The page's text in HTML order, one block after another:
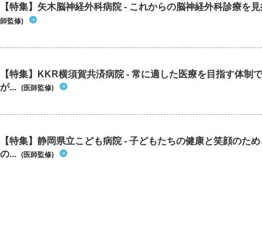
【特集】矢木脳神経外科病院 - これからの脳神経外科診療を
師監修)
【特集】KKR横須賀共済病院 - 常に適した医療を目指す体制
が... (医師監修)
【特集】静岡県立こども病院 - 子どもたちの健康と笑顔のた
の... (医師監修)